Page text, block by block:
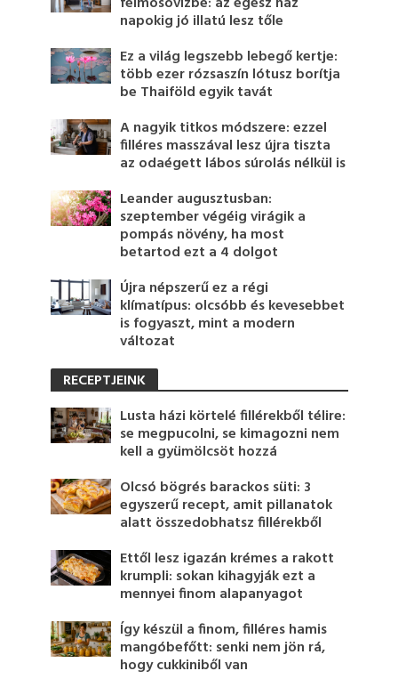
napokig jó illatú lesz tőle
Ez a világ legszebb lebegő kertje:
több ezer rózsaszín lótusz borítja
be Thaiföld egyik tavát
A nagyik titkos módszere: ezzel
filléres masszával lesz újra tiszta
az odaégett lábos súrolás nélkül is
Leander augusztusban:
szeptember végéig virágik a
pompás növény, ha most
betartod ezt a 4 dolgot
Újra népszerű ez a régi
klímatípus: olcsóbb és kevesebbet
is fogyaszt, mint a modern
változat
RECEPTJEINK
Lusta házi körtelé fillérekből télire:
se megpucolni, se kimagozni nem
kell a gyümölcsöt hozzá
Olcsó bögrés barackos süti: 3
egyszerű recept, amit pillanatok
alatt összedobhatsz fillérekből
Ettől lesz igazán krémes a rakott
krumpli: sokan kihagyják ezt a
mennyei finom alapanyagot
Így készül a finom, filléres hamis
mangóbefőtt: senki nem jön rá,
hogy cukkiniből van